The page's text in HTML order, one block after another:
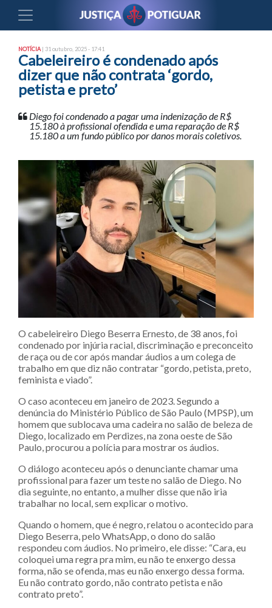
NOTÍCIA | 31 outubro, 2025 - 17:41
Cabeleireiro é condenado após
dizer que não contrata ‘gordo,
petista e preto’
Diego foi condenado a pagar uma indenização de R$
15.180 à profissional ofendida e uma reparação de R$
15.180 a um fundo público por danos morais coletivos.
O cabeleireiro Diego Beserra Ernesto, de 38 anos, foi
condenado por injúria racial, discriminação e preconceito
de raça ou de cor após mandar áudios a um colega de
trabalho em que diz não contratar “gordo, petista, preto,
feminista e viado”.
O caso aconteceu em janeiro de 2023. Segundo a
denúncia do Ministério Público de São Paulo (MPSP), um
homem que sublocava uma cadeira no salão de beleza de
Diego, localizado em Perdizes, na zona oeste de São
Paulo, procurou a polícia para mostrar os áudios.
O diálogo aconteceu após o denunciante chamar uma
profissional para fazer um teste no salão de Diego. No
dia seguinte, no entanto, a mulher disse que não iria
trabalhar no local, sem explicar o motivo.
Quando o homem, que é negro, relatou o acontecido para
Diego Beserra, pelo WhatsApp, o dono do salão
respondeu com áudios. No primeiro, ele disse: “Cara, eu
coloquei uma regra pra mim, eu não te enxergo dessa
forma, não se ofenda, mas eu não enxergo dessa forma.
Eu não contrato gordo, não contrato petista e não
contrato preto”.